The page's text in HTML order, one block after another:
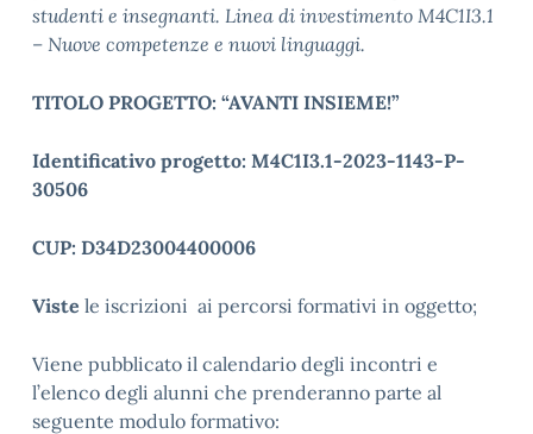
studenti e insegnanti. Linea di investimento M4C1I3.1
– Nuove competenze e nuovi linguaggi.
TITOLO PROGETTO: “AVANTI INSIEME!”
Identificativo progetto: M4C1I3.1-2023-1143-P-
30506
CUP: D34D23004400006
Viste le iscrizioni ai percorsi formativi in oggetto;
Viene pubblicato il calendario degli incontri e
l’elenco degli alunni che prenderanno parte al
seguente modulo formativo: